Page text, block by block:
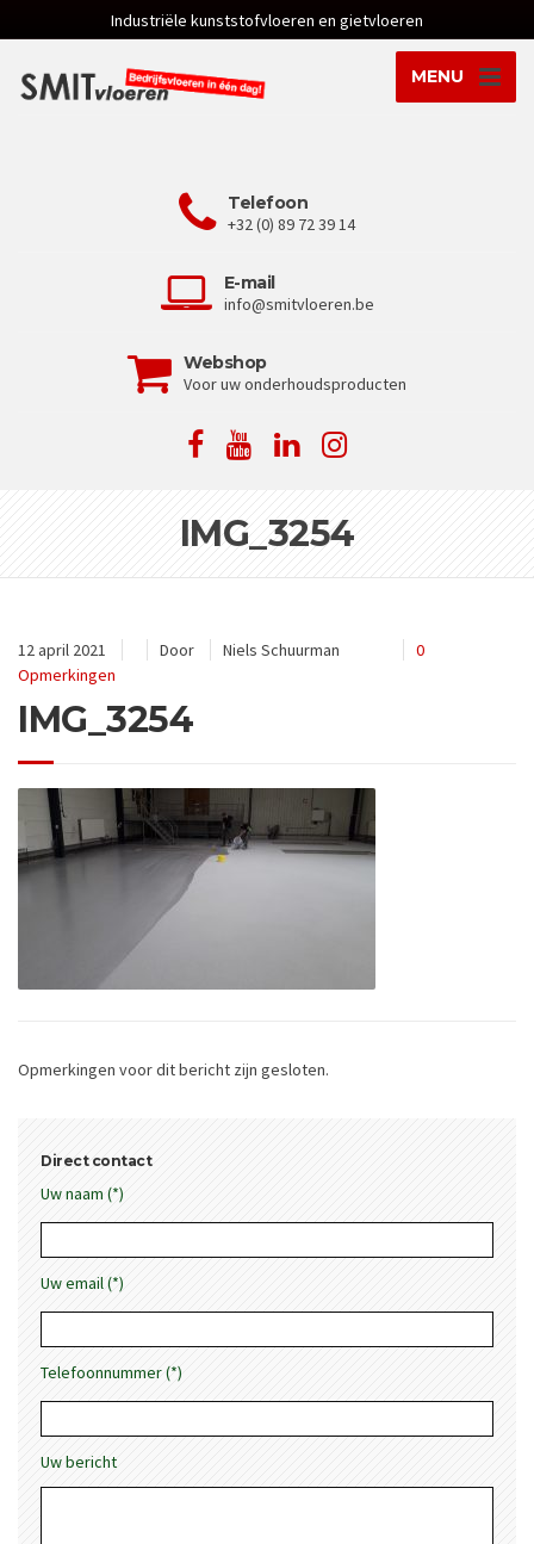
Industriële kunststofvloeren en gietvloeren
MENU
Telefoon
+32 (0) 89 72 39 14
E-mail
info@smitvloeren.be
Webshop
Voor uw onderhoudsproducten
IMG_3254
12 april 2021 Door Niels Schuurman
0
Opmerkingen
IMG_3254
Opmerkingen voor dit bericht zijn gesloten.
Direct contact
Uw naam (*)
Uw email (*)
Telefoonnummer (*)
Uw bericht